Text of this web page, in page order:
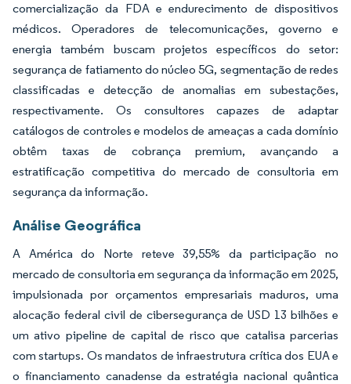
comercialização da FDA e endurecimento de dispositivos
médicos. Operadores de telecomunicações, governo e
energia também buscam projetos específicos do setor:
segurança de fatiamento do núcleo 5G, segmentação de redes
classificadas e detecção de anomalias em subestações,
respectivamente. Os consultores capazes de adaptar
catálogos de controles e modelos de ameaças a cada domínio
obtêm taxas de cobrança premium, avançando a
estratificação competitiva do mercado de consultoria em
segurança da informação.
Análise Geográfica
A América do Norte reteve 39,55% da participação no
mercado de consultoria em segurança da informação em 2025,
impulsionada por orçamentos empresariais maduros, uma
alocação federal civil de cibersegurança de USD 13 bilhões e
um ativo pipeline de capital de risco que catalisa parcerias
com startups. Os mandatos de infraestrutura crítica dos EUA e
o financiamento canadense da estratégia nacional quântica